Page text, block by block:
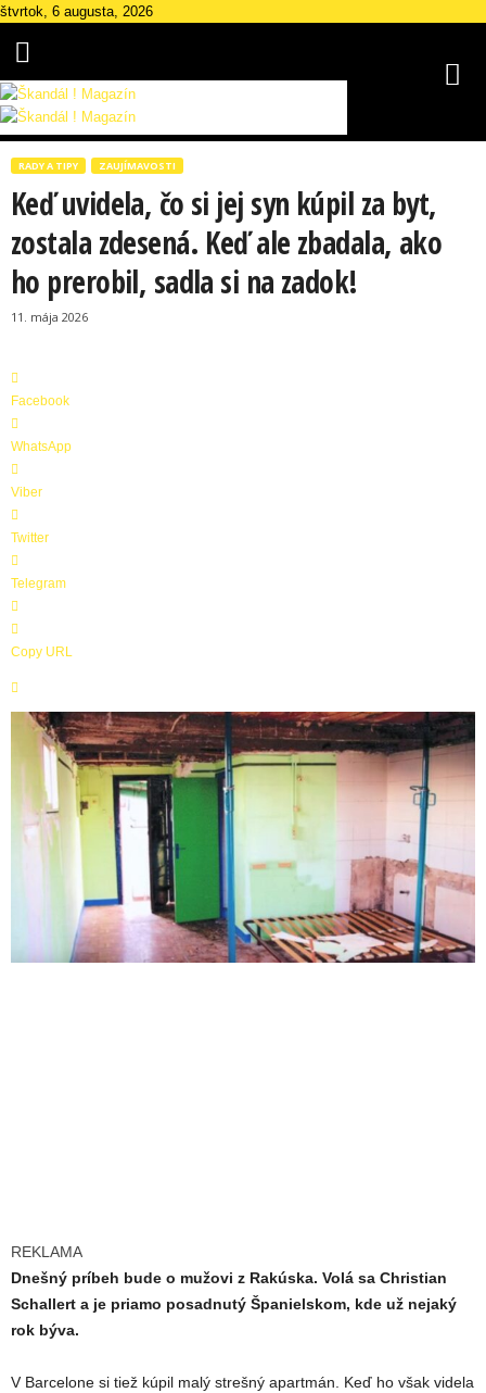
štvrtok, 6 augusta, 2026
Š
RADY A TIPY ZAUJÍMAVOSTI
Keď uvidela, čo si jej syn kúpil za byt,
zostala zdesená. Keď ale zbadala, ako
ho prerobil, sadla si na zadok!
11. mája 2026
Facebook
WhatsApp
Viber
Twitter
Telegram
Copy URL
REKLAMA
Dnešný príbeh bude o mužovi z Rakúska. Volá sa Christian
Schallert a je priamo posadnutý Španielskom, kde už nejaký
rok býva.
V Barcelone si tiež kúpil malý strešný apartmán. Keď ho však videla